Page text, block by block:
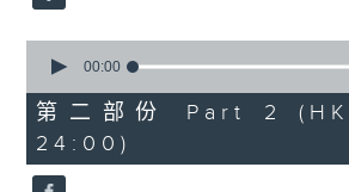
4.「織女悲歌」
由 盧秋萍 主唱
seconds
56
minutes,
9
seconds
00:00
第二部份 Part 2
24:00)